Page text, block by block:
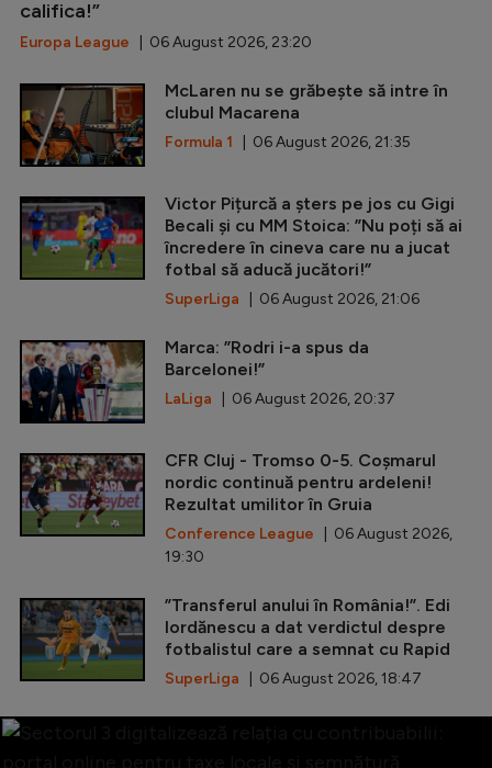
califica!”
Europa League | 06 August 2026, 23:20
McLaren nu se grăbește să intre în
clubul Macarena
Formula 1 | 06 August 2026, 21:35
Victor Pițurcă a șters pe jos cu Gigi
Becali și cu MM Stoica: ”Nu poți să ai
încredere în cineva care nu a jucat
fotbal să aducă jucători!”
SuperLiga | 06 August 2026, 21:06
Marca: ”Rodri i-a spus da
Barcelonei!”
LaLiga | 06 August 2026, 20:37
CFR Cluj - Tromso 0-5. Coșmarul
nordic continuă pentru ardeleni!
Rezultat umilitor în Gruia
Conference League | 06 August 2026,
19:30
”Transferul anului în România!”. Edi
Iordănescu a dat verdictul despre
fotbalistul care a semnat cu Rapid
SuperLiga | 06 August 2026, 18:47